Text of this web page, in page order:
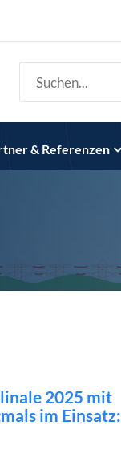
& Referenzen
2025 mit
im Einsatz: